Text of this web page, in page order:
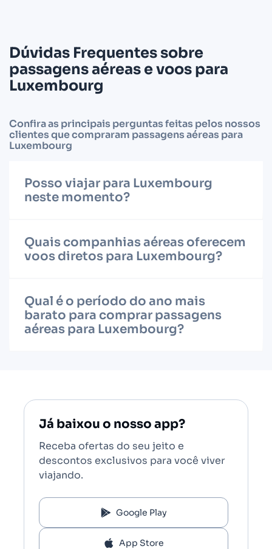
Dúvidas Frequentes sobre
passagens aéreas e voos para
Luxembourg
Confira as principais perguntas feitas pelos nossos
clientes que compraram passagens aéreas para
Luxembourg
Posso viajar para Luxembourg
neste momento?
Quais companhias aéreas oferecem
voos diretos para Luxembourg?
Qual é o período do ano mais
barato para comprar passagens
aéreas para Luxembourg?
Já baixou o nosso app?
Receba ofertas do seu jeito e
descontos exclusivos para você viver
viajando.
Google Play
App Store